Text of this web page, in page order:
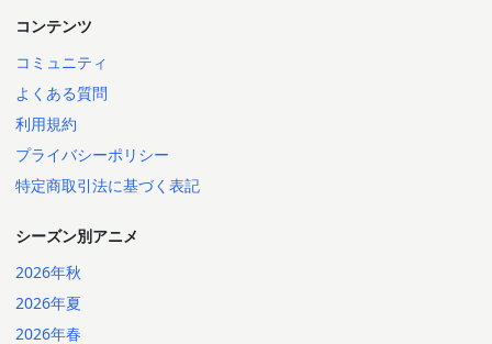
コンテンツ
コミュニティ
よくある質問
利用規約
プライバシーポリシー
特定商取引法に基づく表記
シーズン別アニメ
2026年秋
2026年夏
2026年春